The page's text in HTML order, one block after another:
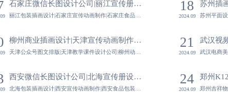
石家庄微信长图设计公司|丽江宣传册设计公司|丽江包装插画设计|石家庄宣传动画制作-蓝橙视觉 18
2024.09
柳州商业插画设计|天津宣传动画制作|天津公众号图文排版|天津教学课件设计公司-蓝橙视觉 21
2024.09
西安微信长图设计公司|北海宣传册设计公司|北海包装插画设计|西安宣传动画制作-蓝橙视觉 24
2024.09